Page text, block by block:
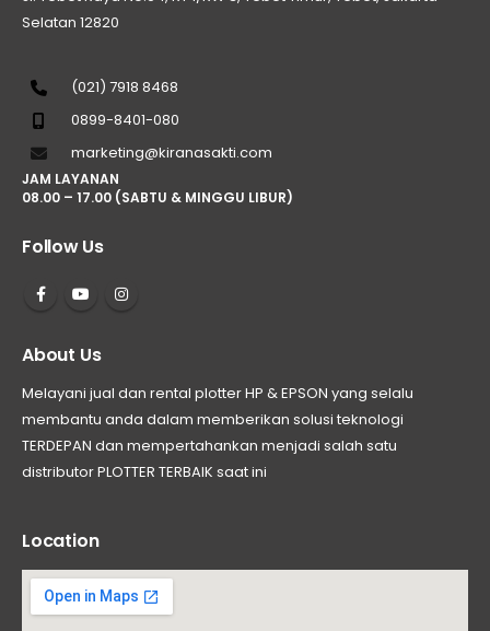
Selatan 12820
(021) 7918 8468
0899-8401-080
marketing@kiranasakti.com
JAM LAYANAN
08.00 – 17.00 (SABTU & MINGGU LIBUR)
Follow Us
About Us
Melayani jual dan rental plotter HP & EPSON yang selalu
membantu anda dalam memberikan solusi teknologi
TERDEPAN dan mempertahankan menjadi salah satu
distributor PLOTTER TERBAIK saat ini
Location